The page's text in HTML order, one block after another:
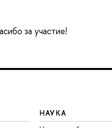
за участие!
НАУКА